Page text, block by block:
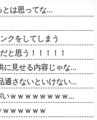
は思ってな...
クをしてしまう
と思う！！！！！
に見せる内容じゃな...
通さないといけない...
ｗｗｗｗｗｗｗｗ...
ｗｗｗｗｗ